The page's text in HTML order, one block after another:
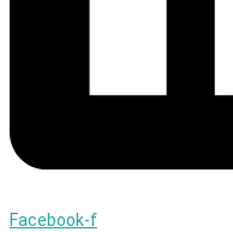
Facebook-f